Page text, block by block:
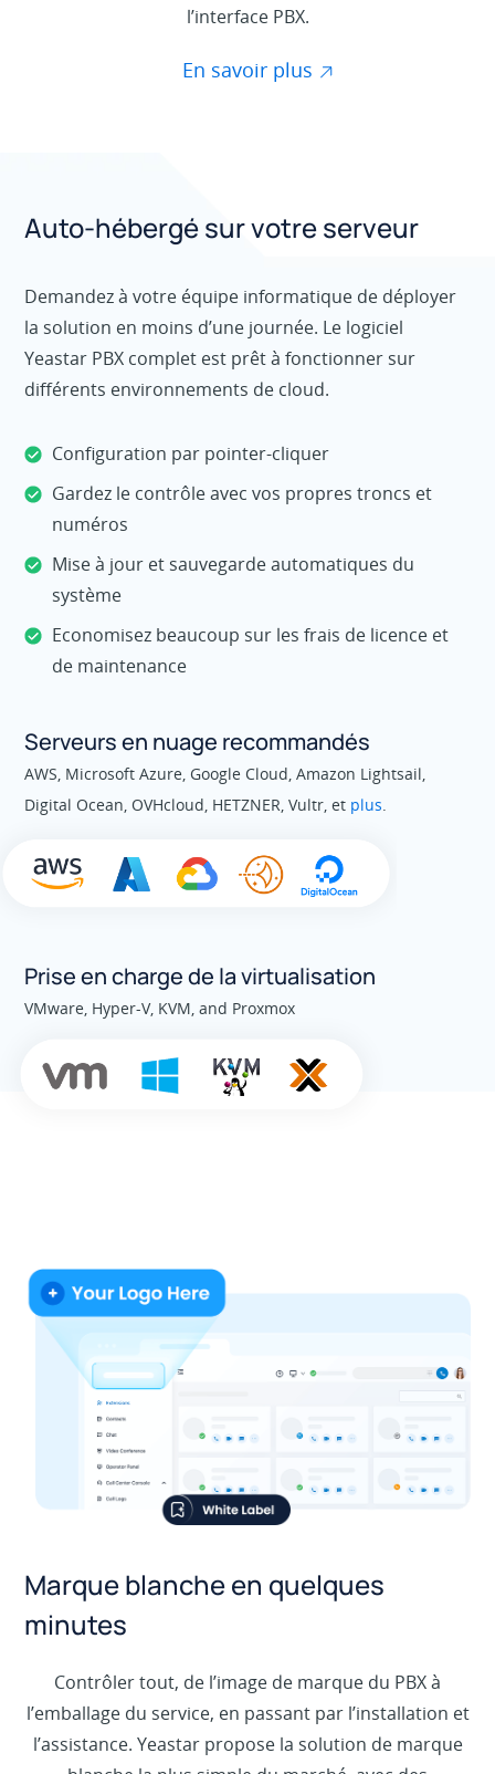
l’interface PBX.
En savoir plus
Auto-hébergé sur votre serveur
Demandez à votre équipe informatique de déployer
la solution en moins d’une journée. Le logiciel
Yeastar PBX complet est prêt à fonctionner sur
différents environnements de cloud.
Configuration par pointer-cliquer
Gardez le contrôle avec vos propres troncs et
numéros
Mise à jour et sauvegarde automatiques du
système
Economisez beaucoup sur les frais de licence et
de maintenance
Serveurs en nuage recommandés
AWS, Microsoft Azure, Google Cloud, Amazon Lightsail,
Digital Ocean, OVHcloud, HETZNER, Vultr, et plus.
Prise en charge de la virtualisation
VMware, Hyper-V, KVM, and Proxmox
Marque blanche en quelques
minutes
Contrôler tout, de l’image de marque du PBX à
l’emballage du service, en passant par l’installation et
l’assistance. Yeastar propose la solution de marque